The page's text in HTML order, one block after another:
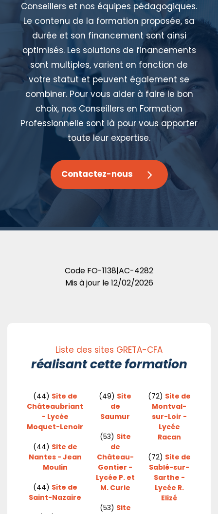
Conseillers et nos équipes pédagogiques.
Le contenu de la formation proposée, sa
durée et son financement sont ainsi
optimisés. Les solutions de financements
sont multiples, varient en fonction de
votre statut et peuvent également se
combiner. Pour vous aider à faire le bon
choix, nos Conseillers en Formation
Professionnelle sont là pour vous apporter
toute leur expertise.
Contactez-nous
Code FO-1138|AC-4282
Mis à jour le12/02/2026
Liste des sites GRETA-CFA
réalisant cette formation
(44) Site de
Châteaubriant
- Lycée
Moquet-Lenoir
(44) Site de
Nantes - Jean
Moulin
(44) Site de
Saint-Nazaire
(49) Site
de
Saumur
(53) Site
de
Château-
Gontier -
Lycée P. et
M. Curie
(53) Site
(72) Site de
Montval-
sur-Loir -
Lycée
Racan
(72) Site de
Sablé-sur-
Sarthe -
Lycée R.
Elizé